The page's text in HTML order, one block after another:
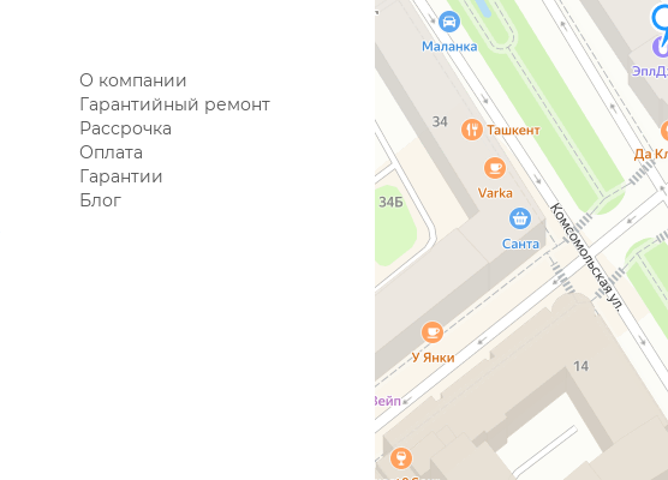
О компании
Гарантийный ремонт
Рассрочка
Оплата
Гарантии
Блог